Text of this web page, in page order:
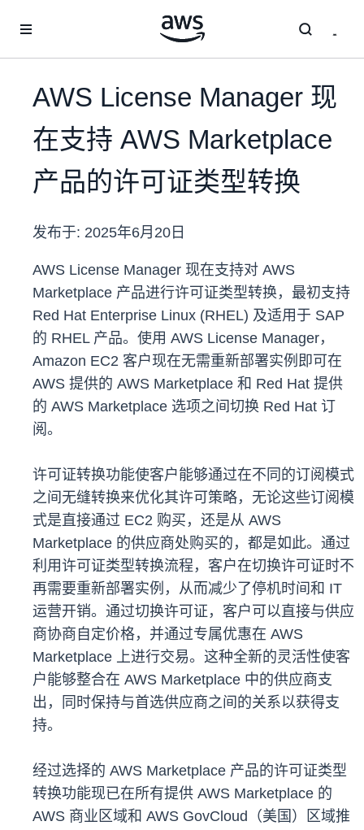
AWS License Manager 现
在支持 AWS Marketplace
产品的许可证类型转换
发布于: 2025年6月20日
AWS License Manager 现在支持对 AWS
Marketplace 产品进行许可证类型转换，最初支持
Red Hat Enterprise Linux (RHEL) 及适用于 SAP
的 RHEL 产品。使用 AWS License Manager，
Amazon EC2 客户现在无需重新部署实例即可在
AWS 提供的 AWS Marketplace 和 Red Hat 提供
的 AWS Marketplace 选项之间切换 Red Hat 订
阅。
许可证转换功能使客户能够通过在不同的订阅模式
之间无缝转换来优化其许可策略，无论这些订阅模
式是直接通过 EC2 购买，还是从 AWS
Marketplace 的供应商处购买的，都是如此。通过
利用许可证类型转换流程，客户在切换许可证时不
再需要重新部署实例，从而减少了停机时间和 IT
运营开销。通过切换许可证，客户可以直接与供应
商协商自定价格，并通过专属优惠在 AWS
Marketplace 上进行交易。这种全新的灵活性使客
户能够整合在 AWS Marketplace 中的供应商支
出，同时保持与首选供应商之间的关系以获得支
持。
经过选择的 AWS Marketplace 产品的许可证类型
转换功能现已在所有提供 AWS Marketplace 的
AWS 商业区域和 AWS GovCloud（美国）区域推